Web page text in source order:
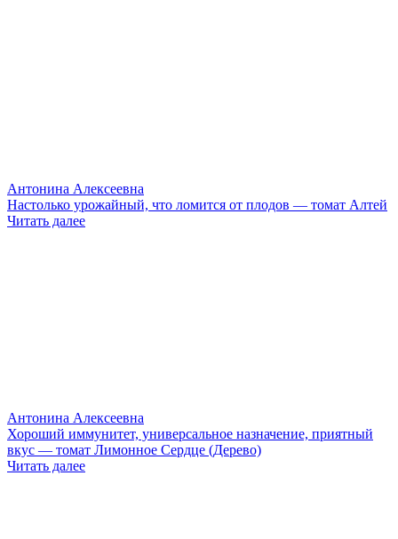
Антонина Алексеевна
Настолько урожайный, что ломится от плодов — томат Алтей
Читать далее
Антонина Алексеевна
Хороший иммунитет, универсальное назначение, приятный
вкус — томат Лимонное Сердце (Дерево)
Читать далее